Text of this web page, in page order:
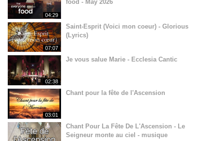
04:29
food - May 2026
07:07
Saint-Esprit (Voici mon coeur) - Glorious
(Lyrics)
02:38
Je vous salue Marie - Ecclesia Cantic
03:01
Chant pour la fête de l'Ascension
Chant Pour La Fête De L'Ascension - Le
Seigneur monte au ciel - musique